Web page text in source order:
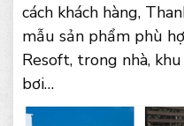
cách khách hàng,
mẫu sản phẩm phù
Resoft, trong nhà,
bơi…